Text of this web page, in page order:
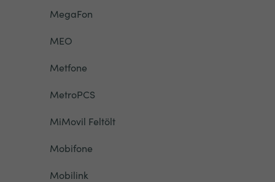
MegaFon
MEO
Metfone
MetroPCS
MiMovil Feltölt
Mobifone
Mobilink